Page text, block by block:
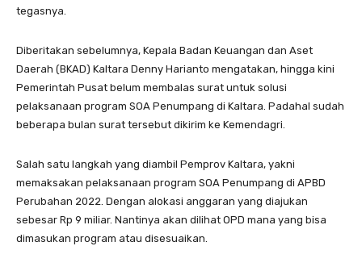
tegasnya.
Diberitakan sebelumnya, Kepala Badan Keuangan dan Aset
Daerah (BKAD) Kaltara Denny Harianto mengatakan, hingga kini
Pemerintah Pusat belum membalas surat untuk solusi
pelaksanaan program SOA Penumpang di Kaltara. Padahal sudah
beberapa bulan surat tersebut dikirim ke Kemendagri.
Salah satu langkah yang diambil Pemprov Kaltara, yakni
memaksakan pelaksanaan program SOA Penumpang di APBD
Perubahan 2022. Dengan alokasi anggaran yang diajukan
sebesar Rp 9 miliar. Nantinya akan dilihat OPD mana yang bisa
dimasukan program atau disesuaikan.